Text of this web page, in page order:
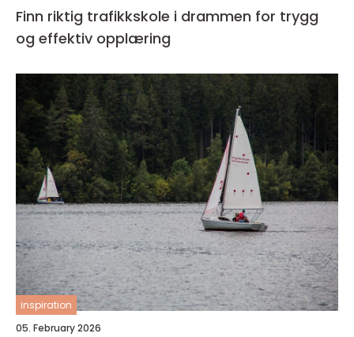
Finn riktig trafikkskole i drammen for trygg
og effektiv opplæring
inspiration
05. February 2026